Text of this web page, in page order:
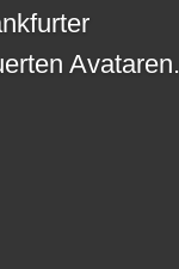
Avataren.